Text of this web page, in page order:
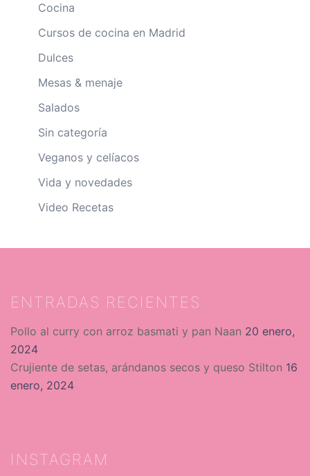
Cocina
Cursos de cocina en Madrid
Dulces
Mesas & menaje
Salados
Sin categoría
Veganos y celíacos
Vida y novedades
Video Recetas
ENTRADAS RECIENTES
Pollo al curry con arroz basmati y pan Naan 20 enero,
2024
Crujiente de setas, arándanos secos y queso Stilton 16
enero, 2024
INSTAGRAM